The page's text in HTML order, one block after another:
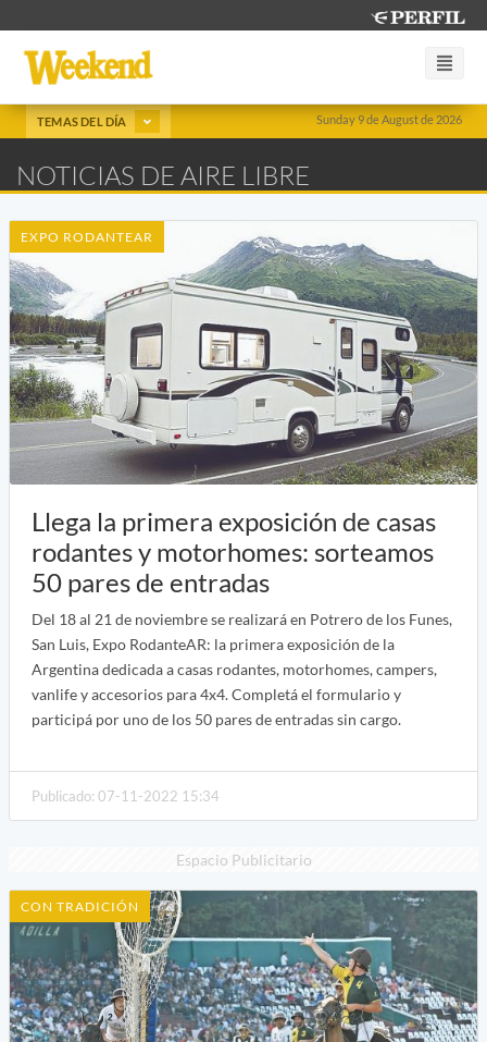
Sunday 9 de August de 2026
TEMAS DEL DÍA
NOTICIAS DE AIRE LIBRE
EXPO RODANTEAR
Llega la primera exposición de casas
rodantes y motorhomes: sorteamos
50 pares de entradas
Del 18 al 21 de noviembre se realizará en Potrero de los Funes,
San Luis, Expo RodanteAR: la primera exposición de la
Argentina dedicada a casas rodantes, motorhomes, campers,
vanlife y accesorios para 4x4. Completá el formulario y
participá por uno de los 50 pares de entradas sin cargo.
Publicado: 07-11-2022 15:34
Espacio Publicitario
CON TRADICIÓN